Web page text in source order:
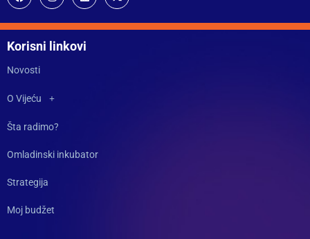
Korisni linkovi
Novosti
O Vijeću
Šta radimo?
Omladinski inkubator
Strategija
Moj budžet